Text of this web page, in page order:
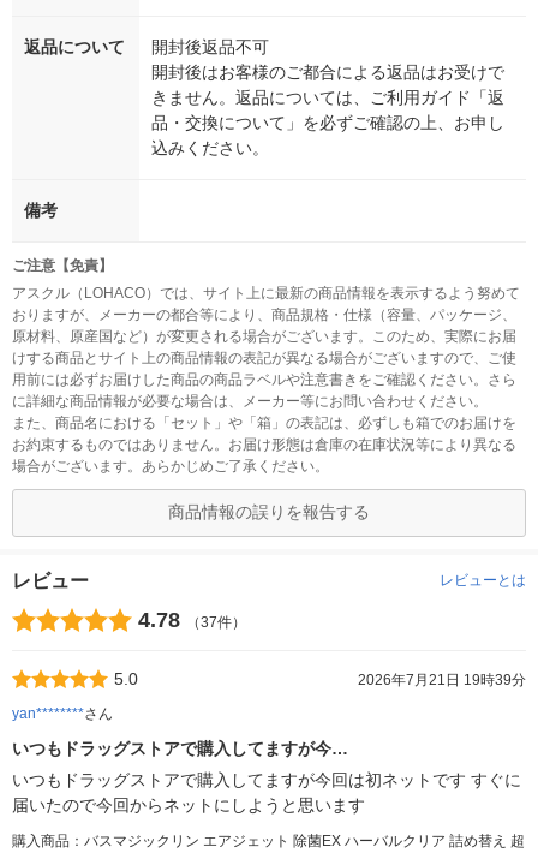
返品について
開封後返品不可
開封後はお客様のご都合による返品はお受けで
きません。返品については、ご利用ガイド「返
品・交換について」を必ずご確認の上、お申し
込みください。
備考
ご注意【免責】
アスクル（LOHACO）では、サイト上に最新の商品情報を表示するよう努めて
おりますが、メーカーの都合等により、商品規格・仕様（容量、パッケージ、
原材料、原産国など）が変更される場合がございます。このため、実際にお届
けする商品とサイト上の商品情報の表記が異なる場合がございますので、ご使
用前には必ずお届けした商品の商品ラベルや注意書きをご確認ください。さら
に詳細な商品情報が必要な場合は、メーカー等にお問い合わせください。
また、商品名における「セット」や「箱」の表記は、必ずしも箱でのお届けを
お約束するものではありません。お届け形態は倉庫の在庫状況等により異なる
場合がございます。あらかじめご了承ください。
商品情報の誤りを報告する
レビュー レビューとは
4.78 （37件）
5.0
2026年7月21日 19時39分
yan********さん
いつもドラッグストアで購入してますが今…
いつもドラッグストアで購入してますが今回は初ネットです すぐに
届いたので今回からネットにしようと思います
購入商品：バスマジックリン エアジェット 除菌EX ハーバルクリア 詰め替え 超